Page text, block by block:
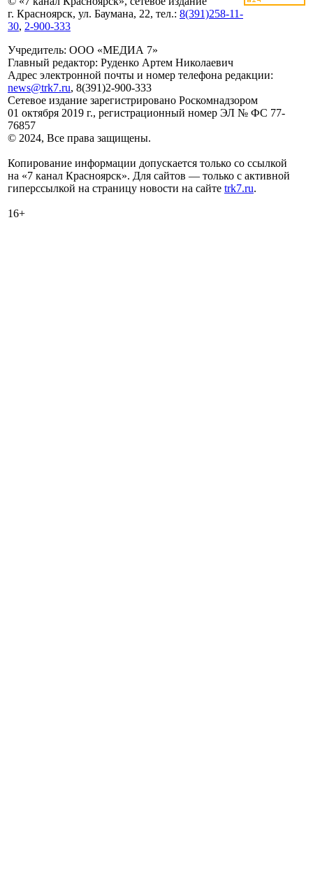
г. Красноярск, ул. Баумана, 22, тел.: 8(391)258-11-
30, 2-900-333
Учредитель: ООО «МЕДИА 7»
Главный редактор: Руденко Артем Николаевич
Адрес электронной почты и номер телефона редакции:
news@trk7.ru, 8(391)2-900-333
Сетевое издание зарегистрировано Роскомнадзором
01 октября 2019 г., регистрационный номер ЭЛ № ФС 77-
76857
© 2024, Все права защищены.
Копирование информации допускается только со ссылкой
на «7 канал Красноярск». Для сайтов — только с активной
гиперссылкой на страницу новости на сайте trk7.ru.
16+